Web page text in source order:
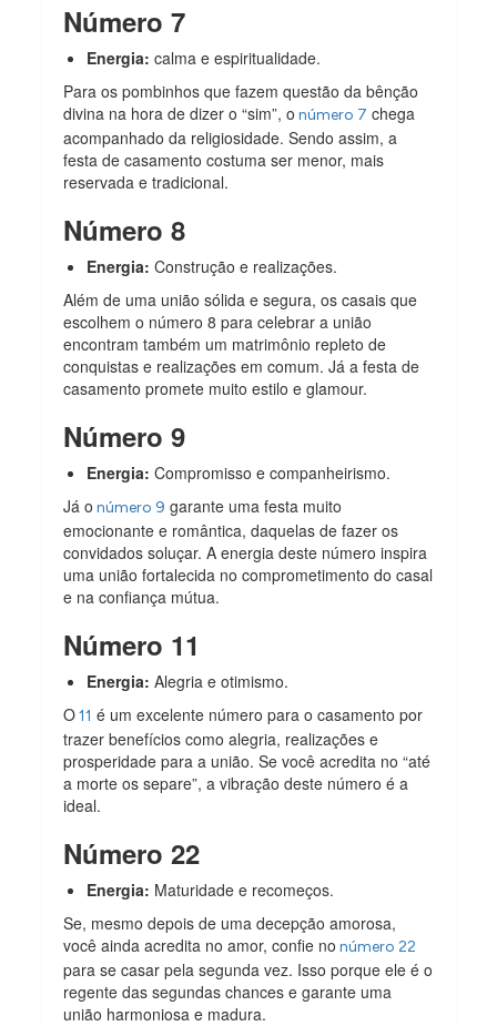
Número 7
Energia:calma e espiritualidade.
Para os pombinhos que fazem questão da bênção
divina na hora de dizer o “sim”, o número 7 chega
acompanhado da religiosidade. Sendo assim, a
festa de casamento costuma ser menor, mais
reservada e tradicional.
Número 8
Energia: Construção e realizações.
Além de uma união sólida e segura, os casais que
escolhem o número 8 para celebrar a união
encontram também um matrimônio repleto de
conquistas e realizações em comum. Já a festa de
casamento promete muito estilo e glamour.
Número 9
Energia: Compromisso e companheirismo.
Já o número 9 garante uma festa muito
emocionante e romântica, daquelas de fazer os
convidados soluçar. A energia deste número inspira
uma união fortalecida no comprometimento do casal
e na confiança mútua.
Número 11
Energia: Alegria e otimismo.
O11 é um excelente número para o casamento por
trazer benefícios como alegria, realizações e
prosperidade para a união. Se você acredita no “até
a morte os separe”, a vibração deste número é a
ideal.
Número 22
Energia: Maturidade e recomeços.
Se, mesmo depois de uma decepção amorosa,
você ainda acredita no amor, confie no número 22
para se casar pela segunda vez. Isso porque ele é o
regente das segundas chances e garante uma
união harmoniosa e madura.